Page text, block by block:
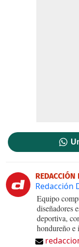
REDACCIÓN
Redacción
Equipo
diseñadores
deportiva,
hondureño e